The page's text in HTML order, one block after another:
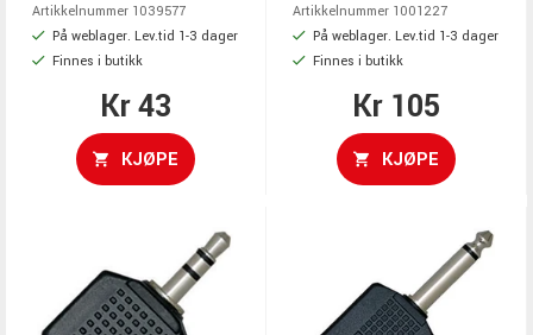
Artikkelnummer 1039577
På weblager. Lev.tid 1-3 dager
Finnes i butikk
Kr 43
KJØPE
Artikkelnummer 1001227
På weblager. Lev.tid 1-3 dager
Finnes i butikk
Kr 105
KJØPE